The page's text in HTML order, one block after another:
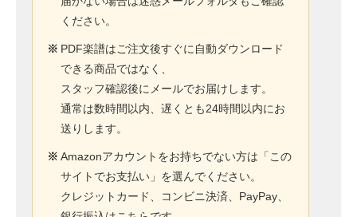
ください。
※ PDF楽譜はご注文後すぐに自動ダウンロード
できる商品ではなく、
スタッフ確認後にメールでお届けします。
通常は数時間以内、遅くとも24時間以内にお
送りします。
※ Amazonアカウントをお持ちでない方は「この
サイトでお支払い」を選んでください。
クレジットカード、コンビニ決済、PayPay、